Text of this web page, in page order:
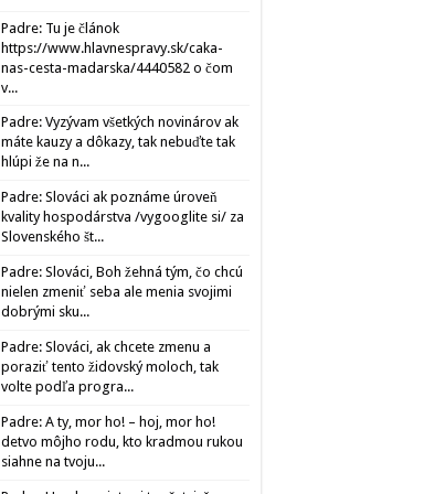
Padre: Tu je článok
https://www.hlavnespravy.sk/caka-
nas-cesta-madarska/4440582 o čom
v...
Padre: Vyzývam všetkých novinárov ak
máte kauzy a dôkazy, tak nebuďte tak
hlúpi že na n...
Padre: Slováci ak poznáme úroveň
kvality hospodárstva /vygooglite si/ za
Slovenského št...
Padre: Slováci, Boh žehná tým, čo chcú
nielen zmeniť seba ale menia svojimi
dobrými sku...
Padre: Slováci, ak chcete zmenu a
poraziť tento židovský moloch, tak
volte podľa progra...
Padre: A ty, mor ho! – hoj, mor ho!
detvo môjho rodu, kto kradmou rukou
siahne na tvoju...